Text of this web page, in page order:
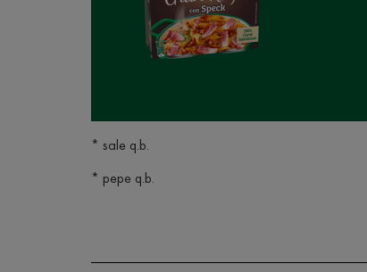
* sale q.b.
* pepe q.b.